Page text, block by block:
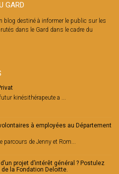
GARD
blog destiné à informer le public sur les
dans le Gard dans le cadre du
kinésithérapeute a ...
à employées au Département
parcours de Jenny et Rom...
projet d’intérêt général ? Postulez
la Fondation Deloitte.